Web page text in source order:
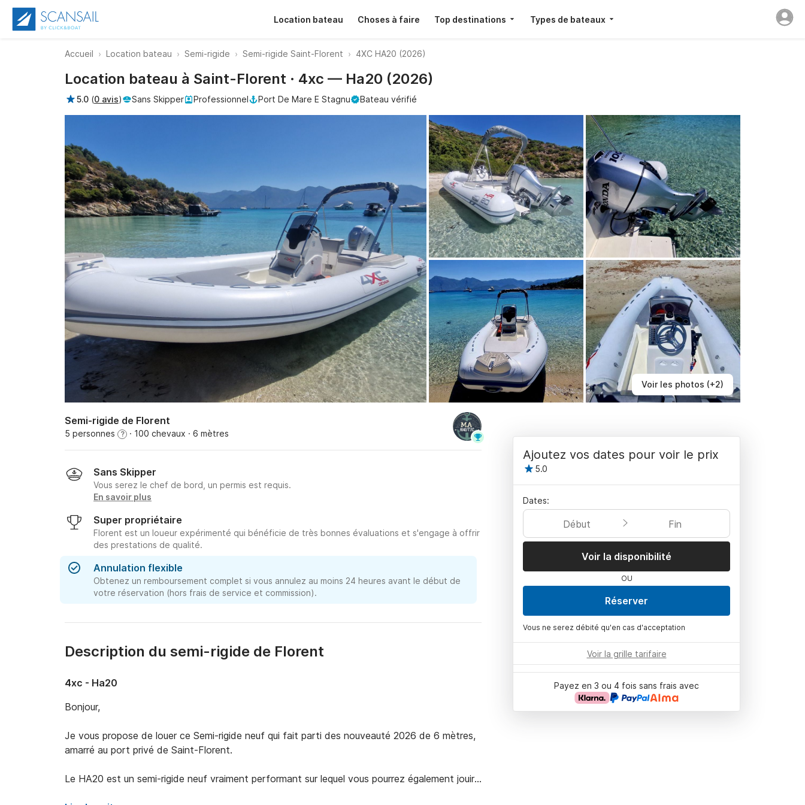
Location bateau Choses à faire Top destinations Types de bateaux
Accueil Location bateau Semi-rigide Semi-rigide Saint-Florent 4XC HA20 (2026)
Voir les photos (+2)
Location bateau à Saint-Florent · 4xc — Ha20 (2026)
5.0 (0 avis) Sans Skipper Professionnel Port De Mare E Stagnu Bateau vérifié
Semi-rigide de Florent
5 personnes ? · 100 chevaux · 6 mètres
Sans Skipper
Vous serez le chef de bord, un permis est requis.
En savoir plus
Super propriétaire
Florent est un loueur expérimenté qui bénéficie de très bonnes évaluations et s'engage à offrir
des prestations de qualité.
Annulation flexible
Obtenez un remboursement complet si vous annulez au moins 24 heures avant le début de
votre réservation (hors frais de service et commission).
Description du semi-rigide de Florent
4xc - Ha20
Bonjour,
Je vous propose de louer ce Semi-rigide neuf qui fait parti des nouveauté 2026 de 6 mètres,
amarré au port privé de Saint-Florent.
Le HA20 est un semi-rigide neuf vraiment performant sur lequel vous pourrez également jouir
Ajoutez vos dates pour voir le prix
5.0
Dates:
Début Fin
Voir la disponibilité
OU
Réserver
Vous ne serez débité qu'en cas d'acceptation
Voir la grille tarifaire
Payez en 3 ou 4 fois sans frais avec